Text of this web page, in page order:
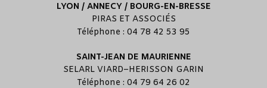
LYON / ANNECY / BOURG-EN-BRESSE
PIRAS ET ASSOCIÉS
Téléphone : 04 78 42 53 95
SAINT-JEAN DE MAURIENNE
SELARL VIARD–HERISSON GARIN
Téléphone : 04 79 64 26 02